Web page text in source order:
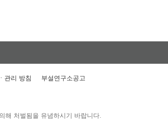
관리 방침 부설연구소공고
해 처벌됨을 유념하시기 바랍니다.